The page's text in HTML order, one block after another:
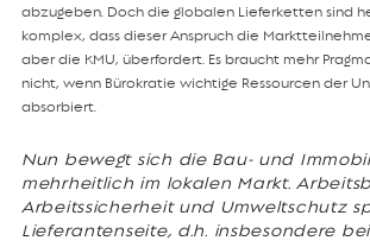
abzugeben. Doch die globalen Lieferketten sind
komplex, dass dieser Anspruch die
aber die KMU, überfordert. Es braucht mehr
nicht, wenn Bürokratie wichtige Ressourcen der
absorbiert.
Nun bewegt sich die Bau- und
mehrheitlich im lokalen Markt.
Arbeitssicherheit und Umweltschutz
Lieferantenseite, d.h. insbesondere